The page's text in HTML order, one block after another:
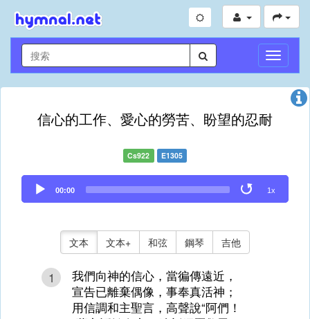
切
換
導
信心的工作、愛心的勞苦、盼望的忍耐
Cs922 E1305
Audio
Player
00:00 1x
文本 文本+ 和弦 鋼琴 吉他
1
我們向神的信心，當徧傳遠近，
宣告已離棄偶像，事奉真活神；
用信調和主聖言，高聲說“阿們！